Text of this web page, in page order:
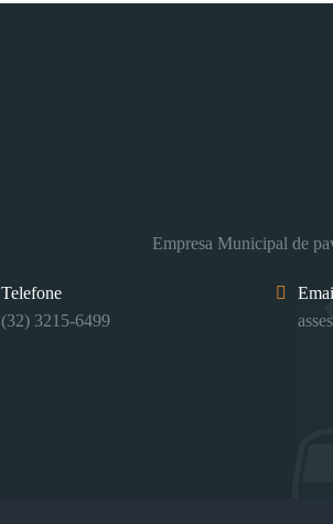
Empresa Municipal de
Telefone
(32) 3215-6499